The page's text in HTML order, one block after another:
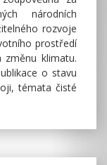
národních
rozvoje
prostředí
změnu klimatu.
o stavu
témata čisté